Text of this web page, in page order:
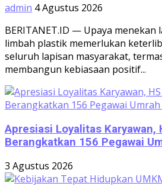
admin 4 Agustus 2026
BERITANET.ID — Upaya menekan
limbah plastik memerlukan
seluruh lapisan masyarakat,
membangun kebiasaan positif...
Apresiasi Loyalitas Karyawan,
Berangkatkan 156 Pegawai
3 Agustus 2026